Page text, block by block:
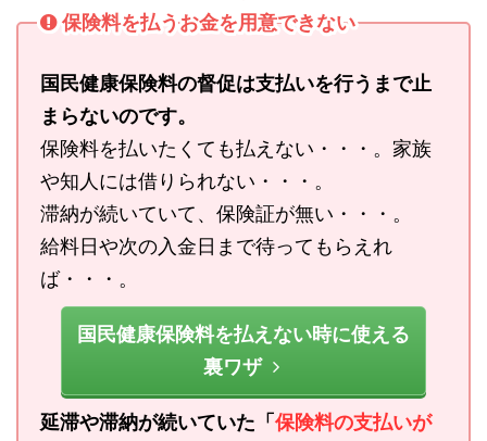
保険料を払うお金を用意できない
国民健康保険料の督促は支払いを行うまで止
まらないのです。
保険料を払いたくても払えない・・・。家族
や知人には借りられない・・・。
滞納が続いていて、保険証が無い・・・。
給料日や次の入金日まで待ってもらえれ
ば・・・。
国民健康保険料を払えない時に使える
裏ワザ
延滞や滞納が続いていた「保険料の支払いが